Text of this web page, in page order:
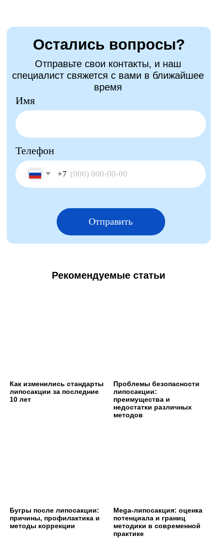
Рекомендуемые статьи
Как изменились стандарты
липосакции за последние
10 лет
Проблемы безопасности
липосакции:
преимущества и
недостатки различных
методов
Бугры после липосакции:
причины, профилактика и
методы коррекции
Mega-липосакция: оценка
потенциала и границ
методики в современной
практике